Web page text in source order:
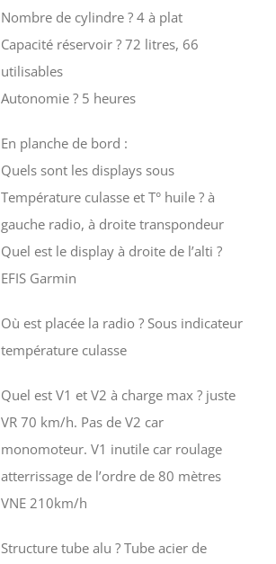
Nombre de cylindre ? 4 à plat
Capacité réservoir ? 72 litres, 66
utilisables
Autonomie ? 5 heures
En planche de bord :
Quels sont les displays sous
Température culasse et T° huile ? à
gauche radio, à droite transpondeur
Quel est le display à droite de l’alti ?
EFIS Garmin
Où est placée la radio ? Sous indicateur
température culasse
Quel est V1 et V2 à charge max ? juste
VR 70 km/h. Pas de V2 car
monomoteur. V1 inutile car roulage
atterrissage de l’ordre de 80 mètres
VNE 210km/h
Structure tube alu ? Tube acier de